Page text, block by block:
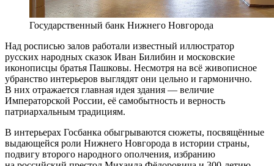
Государственный банк Нижнего Новгорода
Над росписью залов работали известный иллюстратор
русских народных сказок Иван Билибин и московские
иконописцы братья Пашковы. Несмотря на всё живописное
убранство интерьеров выглядят они цельно и гармонично.
В них отражается главная идея здания — величие
Императорской России, её самобытность и верность
патриархальным традициям.
В интерьерах Госбанка обыгрываются сюжеты, посвящённые
выдающейся роли Нижнего Новгорода в истории страны,
подвигу второго народного ополчения, избранию